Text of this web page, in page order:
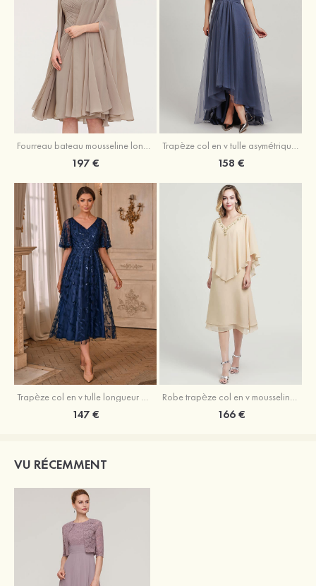
Fourreau bateau mousseline longueur genou robe de mère de la mariée avec appliqué plissé veste
197 €
Trapèze col en v tulle asymétrique robe de mère de la mariée
158 €
Trapèze col en v tulle longueur mollet robe de mère de la mariée avec appliqué paillettes ceinture
147 €
Robe trapèze col en v mousseline longueur mollet robe de mère de la mariée avec perle
166 €
VU RÉCEMMENT